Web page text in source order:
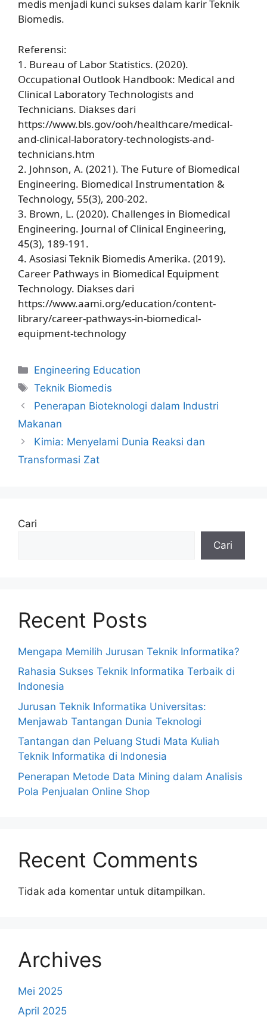
medis menjadi kunci sukses dalam karir Teknik
Biomedis.
Referensi:
1. Bureau of Labor Statistics. (2020).
Occupational Outlook Handbook: Medical and
Clinical Laboratory Technologists and
Technicians. Diakses dari
https://www.bls.gov/ooh/healthcare/medical-
and-clinical-laboratory-technologists-and-
technicians.htm
2. Johnson, A. (2021). The Future of Biomedical
Engineering. Biomedical Instrumentation &
Technology, 55(3), 200-202.
3. Brown, L. (2020). Challenges in Biomedical
Engineering. Journal of Clinical Engineering,
45(3), 189-191.
4. Asosiasi Teknik Biomedis Amerika. (2019).
Career Pathways in Biomedical Equipment
Technology. Diakses dari
https://www.aami.org/education/content-
library/career-pathways-in-biomedical-
equipment-technology
Kategori
Engineering Education
Tag
Teknik Biomedis
Penerapan Bioteknologi dalam Industri
Makanan
Kimia: Menyelami Dunia Reaksi dan
Transformasi Zat
Cari
Cari
Recent Posts
Mengapa Memilih Jurusan Teknik Informatika?
Rahasia Sukses Teknik Informatika Terbaik di
Indonesia
Jurusan Teknik Informatika Universitas:
Menjawab Tantangan Dunia Teknologi
Tantangan dan Peluang Studi Mata Kuliah
Teknik Informatika di Indonesia
Penerapan Metode Data Mining dalam Analisis
Pola Penjualan Online Shop
Recent Comments
Tidak ada komentar untuk ditampilkan.
Archives
Mei 2025
April 2025